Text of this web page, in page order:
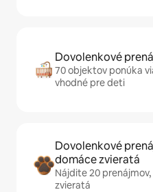
Dovolenkové
70 objektov ponúka
vhodné pre deti
Dovolenkové
domáce zvieratá
Nájdite 20
zvieratá